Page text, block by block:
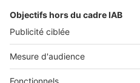
Annuaire des
Déposer une
Conditions